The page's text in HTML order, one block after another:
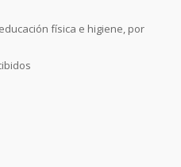
física e higiene, por